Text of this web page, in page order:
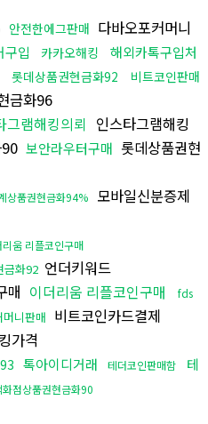
안전한에그판매 다바오포커머니
구입 카카오해킹
해외카톡구입처
롯데상품권현금화92
비트코인판매
금화96
그램해킹의뢰 인스타그램해킹
보안라우터구매 롯데상품권현
상품권현금화94%
모바일신분증제
리움 리플코인구매
금화92 언더키워드
매 이더리움 리플코인구매
fds
니판매 비트코인카드결제
가격
톡아이디거래 테더코인판매함
테
화점상품권현금화90